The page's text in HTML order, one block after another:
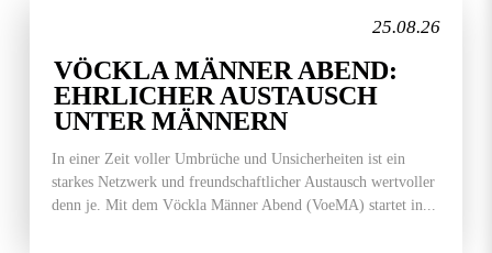
25.08.26
VÖCKLA MÄNNER ABEND:
EHRLICHER AUSTAUSCH
UNTER MÄNNERN
In einer Zeit voller Umbrüche und Unsicherheiten ist ein
starkes Netzwerk und freundschaftlicher Austausch wertvoller
denn je. Mit dem Vöckla Männer Abend (VoeMA) startet in...